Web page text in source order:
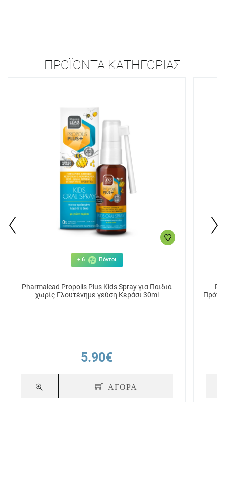
ΠΡΟΪΌΝΤΑ ΚΑΤΗΓΟΡΊΑΣ
+ 6 Πόντοι
Pharmalead Propolis Plus Kids Spray για Παιδιά
χωρίς Γλουτένημε γεύση Κεράσι 30ml
5.90€
ΑΓΟΡΑ